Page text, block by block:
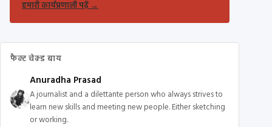
हमारी कार्यप्रणाली पढ़ें→
फैक्ट चेक्ड बाय
Anuradha Prasad
A journalist and a dilettante person who always strives to
learn new skills and meeting new people. Either sketching
or working.